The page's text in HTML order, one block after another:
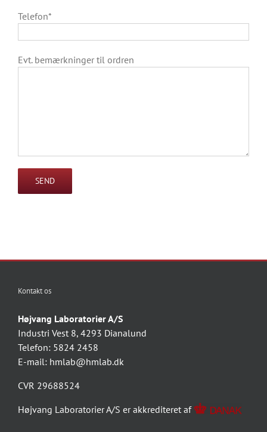
Telefon*
Evt. bemærkninger til ordren
Kontakt os
Højvang Laboratorier A/S
Industri Vest 8, 4293 Dianalund
Telefon: 5824 2458
E-mail: hmlab@hmlab.dk
CVR 29688524
Højvang Laboratorier A/S er akkrediteret af